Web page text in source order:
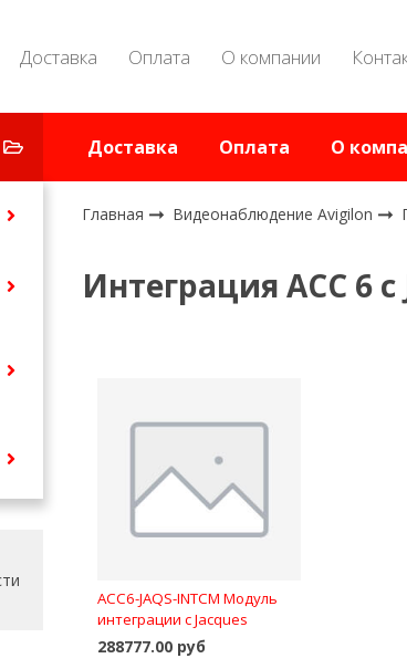
Доставка Оплата О компании
Доставка Оплата О
Главная Видеонаблюдение Avigilon
Интеграция ACC 6 с
ACC6-JAQS-INTCM Модуль
интеграции с Jacques
288777.00 руб